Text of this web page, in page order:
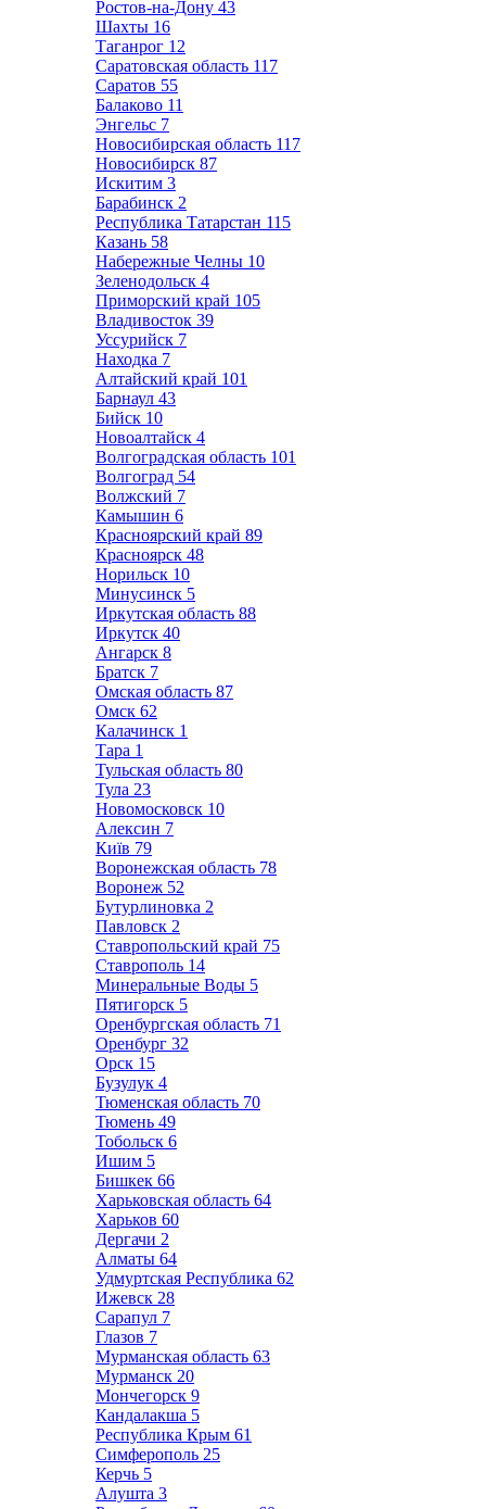
Ростов-на-Дону 43
Шахты 16
Таганрог 12
Саратовская область 117
Саратов 55
Балаково 11
Энгельс 7
Новосибирская область 117
Новосибирск 87
Искитим 3
Барабинск 2
Республика Татарстан 115
Казань 58
Набережные Челны 10
Зеленодольск 4
Приморский край 105
Владивосток 39
Уссурийск 7
Находка 7
Алтайский край 101
Барнаул 43
Бийск 10
Новоалтайск 4
Волгоградская область 101
Волгоград 54
Волжский 7
Камышин 6
Красноярский край 89
Красноярск 48
Норильск 10
Минусинск 5
Иркутская область 88
Иркутск 40
Ангарск 8
Братск 7
Омская область 87
Омск 62
Калачинск 1
Тара 1
Тульская область 80
Тула 23
Новомосковск 10
Алексин 7
Київ 79
Воронежская область 78
Воронеж 52
Бутурлиновка 2
Павловск 2
Ставропольский край 75
Ставрополь 14
Минеральные Воды 5
Пятигорск 5
Оренбургская область 71
Оренбург 32
Орск 15
Бузулук 4
Тюменская область 70
Тюмень 49
Тобольск 6
Ишим 5
Бишкек 66
Харьковская область 64
Харьков 60
Дергачи 2
Алматы 64
Удмуртская Республика 62
Ижевск 28
Сарапул 7
Глазов 7
Мурманская область 63
Мурманск 20
Мончегорск 9
Кандалакша 5
Республика Крым 61
Симферополь 25
Керчь 5
Алушта 3